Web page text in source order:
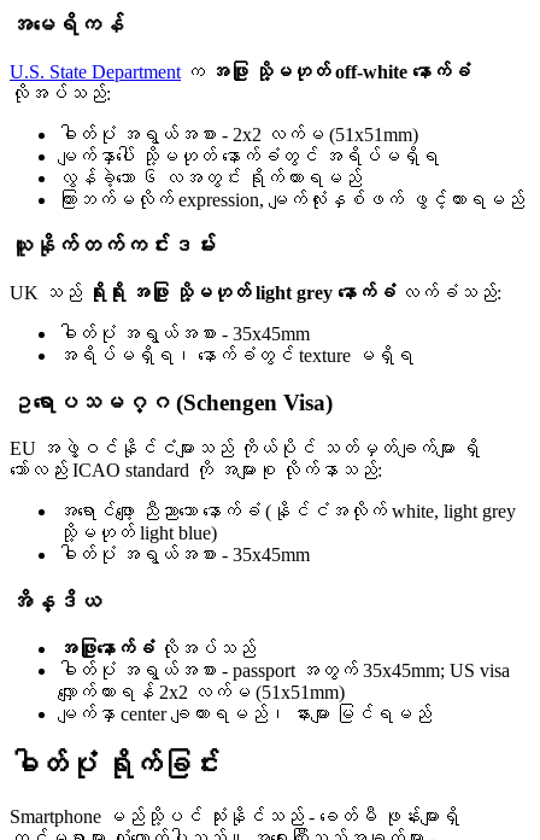
အမေရိကန်
U.S. State Department က အဖြူ သို့မဟုတ် off-white နောက်ခံ
လိုအပ်သည်:
ဓါတ်ပုံ အရွယ်အစား - 2x2 လက်မ (51x51mm)
မျက်နှာပေါ် သို့မဟုတ် နောက်ခံတွင် အရိပ်မရှိရ
လွန်ခဲ့သော ၆ လအတွင်း ရိုက်ထားရမည်
ကြားဘက်မလိုက် expression, မျက်လုံးနှစ်ဖက် ဖွင့်ထားရမည်
ယူနိုက်တက်ကင်းဒမ်း
UK သည် ရိုးရိုး အဖြူ သို့မဟုတ် light grey နောက်ခံလက်ခံသည်:
ဓါတ်ပုံ အရွယ်အစား - 35x45mm
အရိပ်မရှိရ၊ နောက်ခံတွင် texture မရှိရ
ဥရောပသမဂ္ဂ (Schengen Visa)
EU အဖွဲ့ဝင်နိုင်ငံများသည် ကိုယ်ပိုင် သတ်မှတ်ချက်များ ရှိ
သော်လည်း ICAO standard ကို အများစု လိုက်နာသည်:
အရောင်ဖျော့ ညီညာသော နောက်ခံ (နိုင်ငံအလိုက် white, light grey
သို့မဟုတ် light blue)
ဓါတ်ပုံ အရွယ်အစား - 35x45mm
အိန္ဒိယ
အဖြူနောက်ခံလိုအပ်သည်
ဓါတ်ပုံ အရွယ်အစား - passport အတွက် 35x45mm; US visa
လျှောက်ထားရန် 2x2 လက်မ (51x51mm)
မျက်နှာ center ချထားရမည်၊ နားများ မြင်ရမည်
ဓါတ်ပုံ ရိုက်ခြင်း
Smartphone မည်သို့ပင် သုံးနိုင်သည် - ခေတ်မီ ဖုန်းများရှိ